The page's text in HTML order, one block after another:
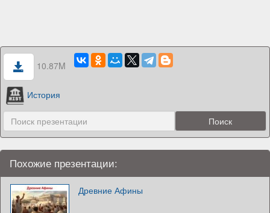
10.87M
История
Похожие презентации:
Древние Афины